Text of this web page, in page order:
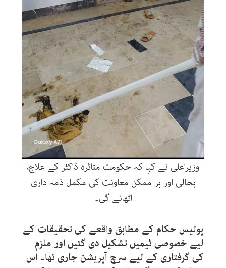
وزیراعلی نے کہا کہ حکومت متاثرہ ڈاکٹر کے علاج،
بحالی اور ہر ممکن معاونت کی مکمل ذمہ داری
اٹھائے گی۔
پولیس حکام کے مطابق واقعے کی تحقیقات کے
لیے خصوصی ٹیمیں تشکیل دی گئیں اور ملزم
کی گرفتاری کے لیے سرچ آپریشن جاری تھا۔ اس